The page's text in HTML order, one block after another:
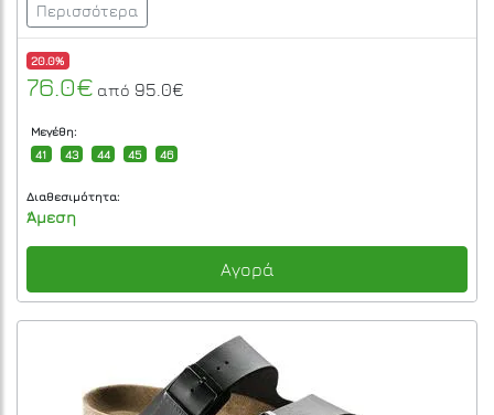
Περισσότερα
20.0%
76.0€ από 95.0€
Μεγέθη:
41
43 44 45 46
Διαθεσιμότητα:
Άμεση
Αγορά